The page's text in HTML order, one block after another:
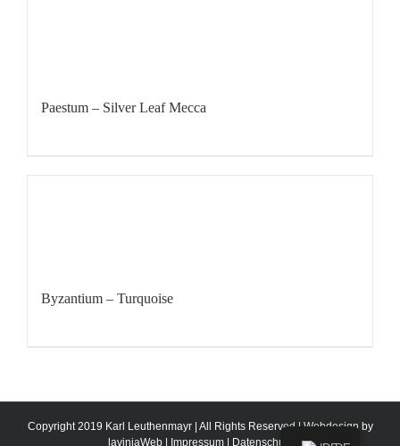
Paestum – Silver Leaf Mecca
Byzantium – Turquoise
Copyright 2019 Karl Leuthenmayr | All Rights Reserved | Webdesign by
laviniaWeb| Impressum| Datenschutz